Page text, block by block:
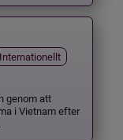
Internationellt
genom att
i Vietnam efter